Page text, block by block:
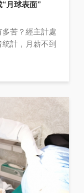
月球表面”
苦？經主計處
計，月薪不到